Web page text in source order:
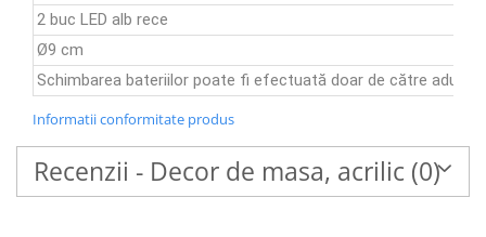
2 buc LED alb rece
Ø9 cm
Schimbarea bateriilor poate fi efectuată doar de către adulți!
Informatii conformitate produs
Recenzii - Decor de masa, acrilic (0)